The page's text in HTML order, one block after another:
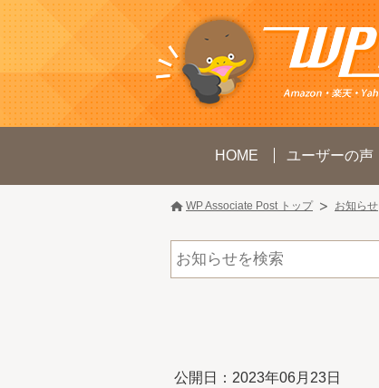
HOME ユーザーの声
WP Associate Post トップ お知らせ
公開日：2023年06月23日